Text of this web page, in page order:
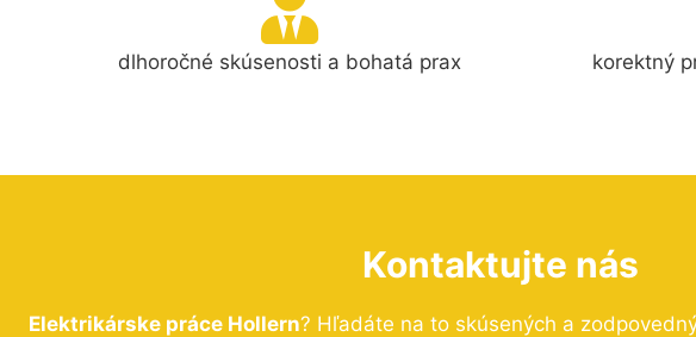
dlhoročné skúsenosti a bohatá prax korektný
Kontaktujte nás
Elektrikárske práce Hollern? Hľadáte na to skúsených a